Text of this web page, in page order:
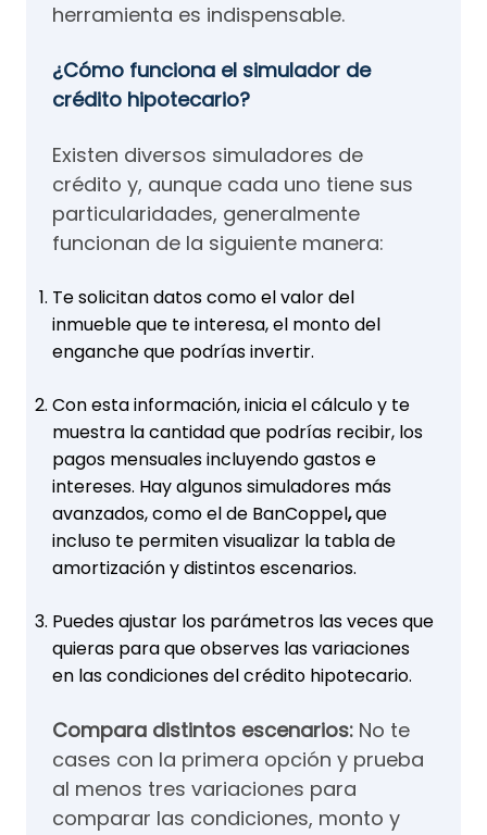
herramienta es indispensable.
¿Cómo funciona el simulador de
crédito hipotecario?
Existen diversos simuladores de
crédito y, aunque cada uno tiene sus
particularidades, generalmente
funcionan de la siguiente manera:
Te solicitan datos como el valor del
inmueble que te interesa, el monto del
enganche que podrías invertir.
Con esta información, inicia el cálculo y te
muestra la cantidad que podrías recibir, los
pagos mensuales incluyendo gastos e
intereses. Hay algunos simuladores más
avanzados, como el de BanCoppel,que
incluso te permiten visualizar la tabla de
amortización y distintos escenarios.
Puedes ajustar los parámetros las veces que
quieras para que observes las variaciones
en las condiciones del crédito hipotecario.
Compara distintos escenarios: No te
cases con la primera opción y prueba
al menos tres variaciones para
comparar las condiciones, monto y